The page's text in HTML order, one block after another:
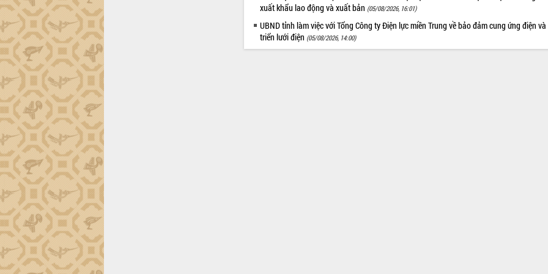
xuất khẩu lao động và xuất bản (05/08/2026, 16:01)
UBND tỉnh làm việc với Tổng Công ty Điện lực miền Trung về bảo đảm cung ứng điện
triển lưới điện (05/08/2026, 14:00)